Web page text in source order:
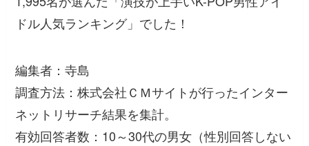
ドル人気ランキング」でした！
編集者：寺島
調査方法：株式会社ＣＭサイトが行ったインター
ネットリサーチ結果を集計。
有効回答者数：10～30代の男女（性別回答しない